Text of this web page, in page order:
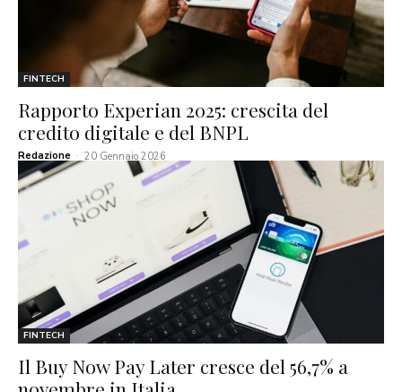
FINTECH
Rapporto Experian 2025: crescita del
credito digitale e del BNPL
Redazione - 20 Gennaio 2026
FINTECH
Il Buy Now Pay Later cresce del 56,7% a